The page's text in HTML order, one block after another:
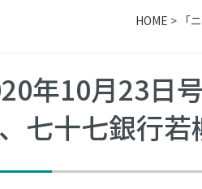
HOME > 「
年10月23
七十七銀行